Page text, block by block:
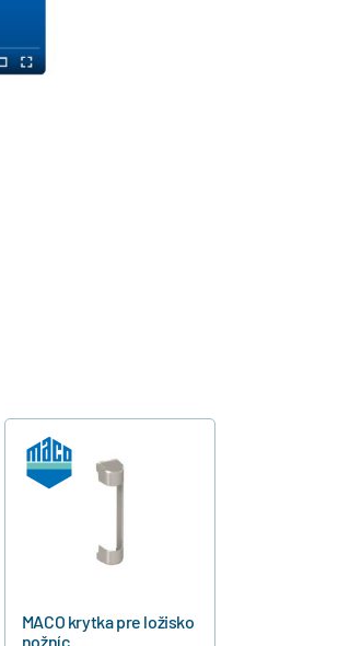
MACO krytka pre ložisko
nožníc